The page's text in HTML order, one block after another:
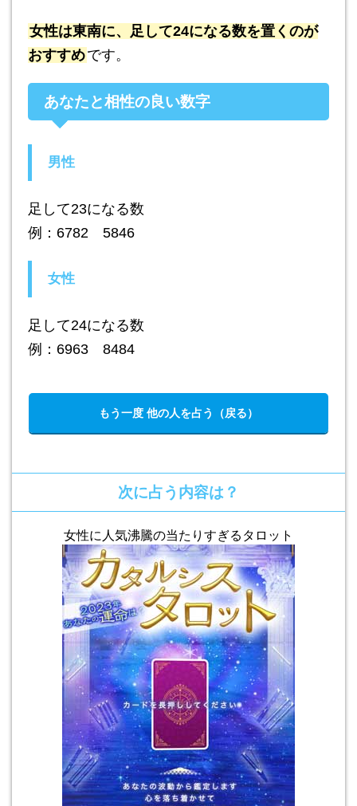
女性は東南に、足して24になる数を置くのが
おすすめです。
あなたと相性の良い数字
男性
足して23になる数
例：6782 5846
女性
足して24になる数
例：6963 8484
もう一度 他の人を占う（戻る）
次に占う内容は？
女性に人気沸騰の当たりすぎるタロット